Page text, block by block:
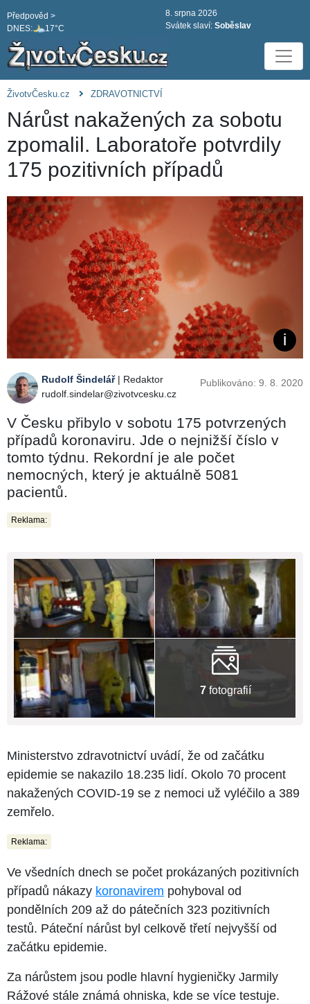
DNES: 17°C
Předpověd >
8. srpna 2026
Svátek slaví: Soběslav
ŽivotvČesku.cz ZDRAVOTNICTVÍ
Nárůst nakažených za sobotu
zpomalil. Laboratoře potvrdily
175 pozitivních případů
Rudolf Šindelář| Redaktor
rudolf.sindelar@zivotvcesku.cz
Publikováno: 9. 8. 2020
V Česku přibylo v sobotu 175 potvrzených
případů koronaviru. Jde o nejnižší číslo v
tomto týdnu. Rekordní je ale počet
nemocných, který je aktuálně 5081
pacientů.
Reklama:
7fotografií
Ministerstvo zdravotnictví uvádí, že od začátku
epidemie se nakazilo 18.235 lidí. Okolo 70 procent
nakažených COVID-19 se z nemoci už vyléčilo a 389
zemřelo.
Reklama:
Ve všedních dnech se počet prokázaných pozitivních
případů nákazy koronavirem pohyboval od
pondělních 209 až do pátečních 323 pozitivních
testů. Páteční nárůst byl celkově třetí nejvyšší od
začátku epidemie.
Za nárůstem jsou podle hlavní hygieničky Jarmily
Rážové stále známá ohniska, kde se více testuje.